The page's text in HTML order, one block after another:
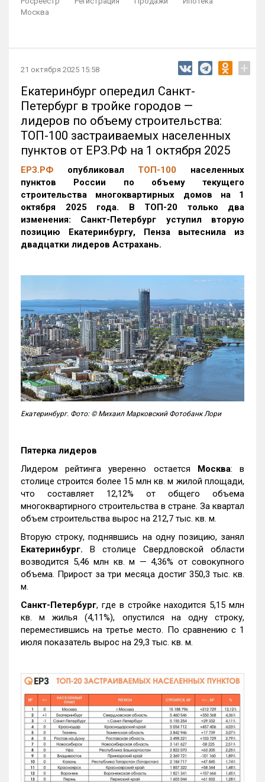
Москва
21 октября 2025 15:58 +
Екатеринбург опередил Санкт-
Петербург в тройке городов —
лидеров по объему строительства:
ТОП-100 застраиваемых населенных
пунктов от ЕРЗ.РФ на 1 октября 2025
ЕРЗ.РФ опубликовал ТОП-100 населенных
пунктов России по объему текущего
строительства многоквартирных домов на 1
октября 2025 года. В ТОП-20 только два
изменения: Санкт-Петербург уступил вторую
позицию Екатеринбургу, Пенза вытеснила из
двадцатки лидеров Астрахань.
Екатеринбург. Фото: © Михаил Марковский Фотобанк Лори
Пятерка лидеров
Лидером рейтинга уверенно остается Москва: в
столице строится более 15 млн кв. м жилой площади,
что составляет 12,12% от общего объема
многоквартирного строительства в стране. За квартал
объем строительства вырос на 212,7 тыс. кв. м.
Вторую строку, поднявшись на одну позицию, занял
Екатеринбург. В столице Свердловской области
возводится 5,46 млн кв. м — 4,36% от совокупного
объема. Прирост за три месяца достиг 350,3 тыс. кв.
м.
Санкт-Петербург, где в стройке находится 5,15 млн
кв. м жилья (4,11%), опустился на одну строку,
переместившись на третье место. По сравнению с 1
июля показатель вырос на 29,3 тыс. кв. м.